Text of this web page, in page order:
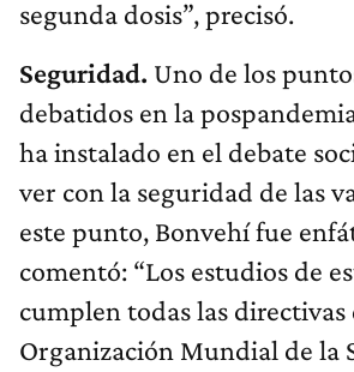
segunda dosis”, precisó.
Seguridad. Uno de los
debatidos en la
ha instalado en el debate
ver con la seguridad de las
este punto, Bonvehí fue
comentó: “Los estudios de
cumplen todas las directivas
Organización Mundial de la